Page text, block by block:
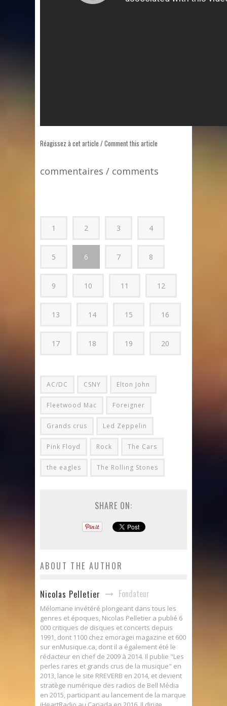
Réagissez à cet article / Comment this article
commentaires / comments
1 2 3 4
5 6 7 8
9 10 11 12
13 14 15 16
17 18 19 20
AC/DC CSNY Elton John
Fleetwood Mac Foreigner
Grands crus Led Zeppelin
Pink Floyd Rock The Cars
the eagles The Rolling Stones
SHARE ON:
ABOUT THE AUTHOR
Nicolas Pelletier Fondateur
Mélomane invétéré plongeant dans tous les
genres et époques, Nicolas Pelletier a publié 6
000 critiques de disques et concerts depuis
1991, dont 1100 chez emoragei magazine et 600
sur enMusique.ca, dont il a également été le
rédacteur en chef de 2009 à 2014. Il publie "Les
perles rares et grands crus de la musique" en
2013, lance le site RREVERB en 2014, et devient
stratège numérique des radios de Bell Média
en 2015, participant au lancement de la marque